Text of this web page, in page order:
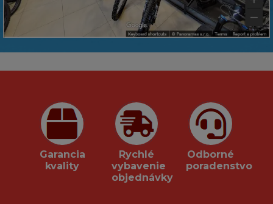
Garancia
kvality
Rychlé
vybavenie
objednávky
Odborné
poradenstvo